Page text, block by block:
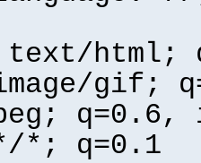
text/html;
gif;
q=0.6,
*; q=0.1